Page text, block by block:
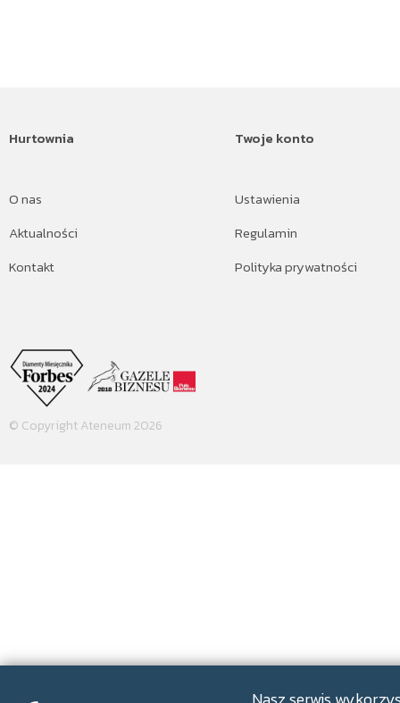
Hurtownia
O nas
Aktualności
Kontakt
Twoje konto
Ustawienia
Regulamin
Polityka prywatności
© Copyright Ateneum 2026